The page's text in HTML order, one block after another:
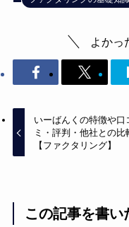
よかっ
いーばんくの特徴や口
ミ・評判・他社との比
【ファクタリング】
この記事を書い